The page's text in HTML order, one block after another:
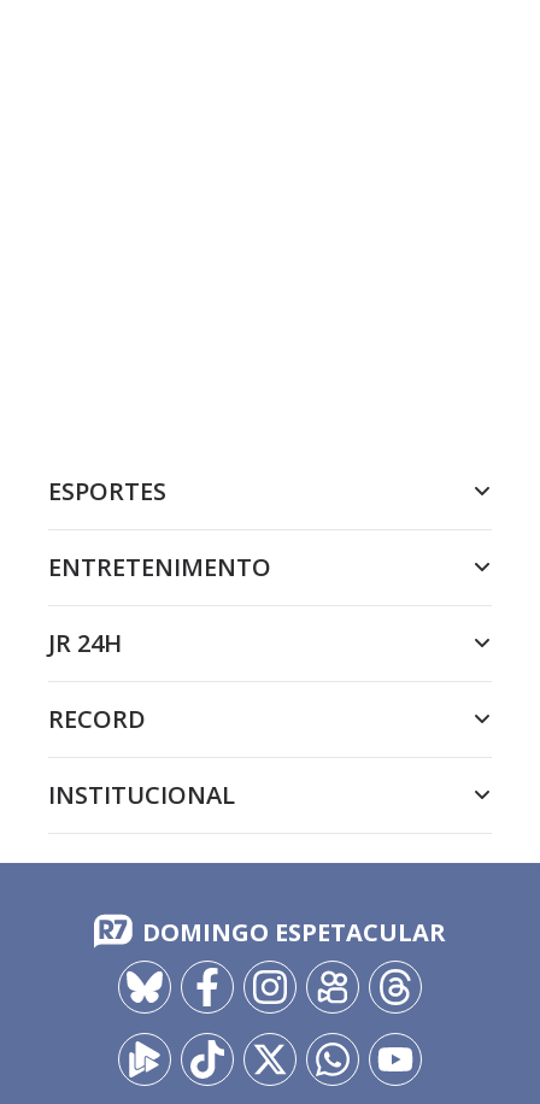
ESPORTES
ENTRETENIMENTO
JR 24H
RECORD
INSTITUCIONAL
DOMINGO ESPETACULAR